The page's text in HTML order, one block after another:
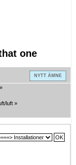
one
NYTT ÄMNE
»
luft »